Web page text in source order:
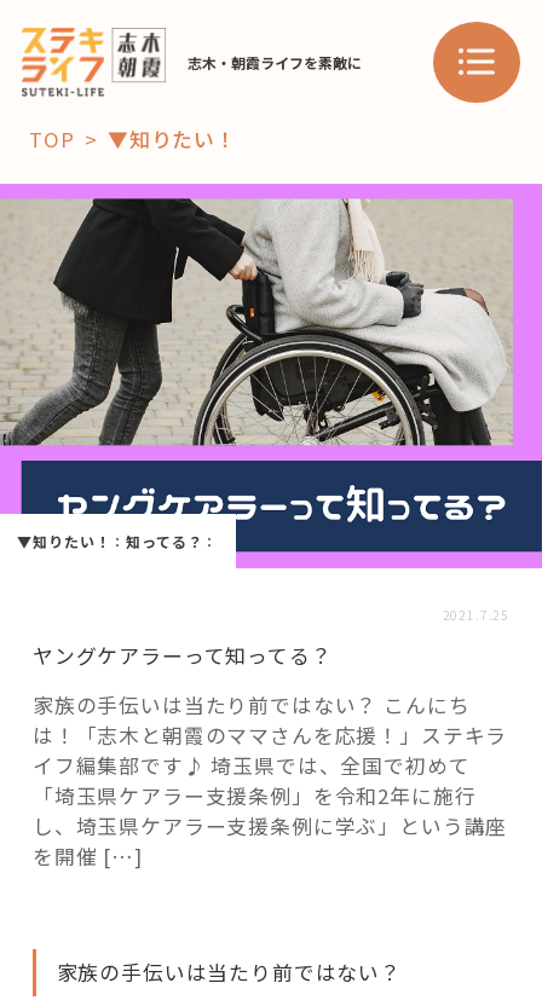
志木・朝霞ライフを素敵に
「コト」
子育て
暮らし
おすすめ
スポット 学び・教育
「場」
HAREL HAREL
活用事例
「モノ」
fleXe リノベ事例
「ひと」
TOP ▼知りたい！
▼知りたい！ ：知ってる？ ：
2021.7.25
ヤングケアラーって知ってる？
家族の手伝いは当たり前ではない？ こんにち
は！「志木と朝霞のママさんを応援！」ステキラ
イフ編集部です♪ 埼玉県では、全国で初めて
「埼玉県ケアラー支援条例」を令和2年に施行
し、埼玉県ケアラー支援条例に学ぶ」という講座
を開催 […]
家族の手伝いは当たり前ではない？